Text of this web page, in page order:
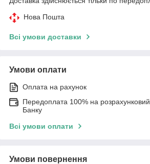
Нова Пошта
Всі умови доставки
Умови оплати
Оплата на рахунок
Передоплата 100% на
Банку
Всі умови оплати
Умови повернення